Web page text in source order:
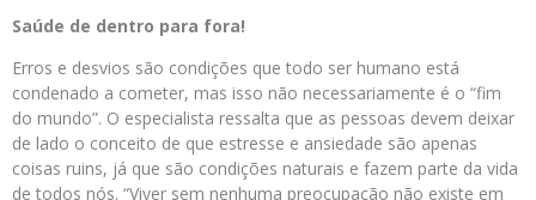
Saúde de dentro para fora!
Erros e desvios são condições que todo ser humano está
condenado a cometer, mas isso não necessariamente é o “fim
do mundo”. O especialista ressalta que as pessoas devem deixar
de lado o conceito de que estresse e ansiedade são apenas
coisas ruins, já que são condições naturais e fazem parte da vida
de todos nós. “Viver sem nenhuma preocupação não existe em